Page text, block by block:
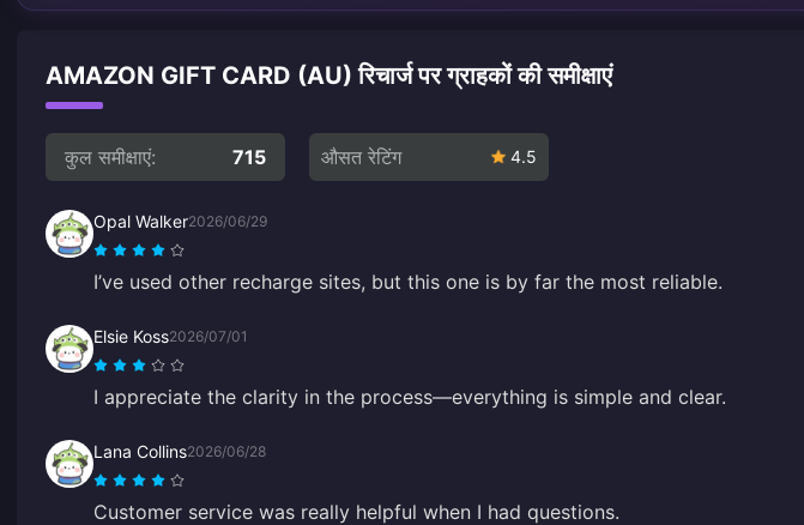
AMAZON GIFT CARD (AU) रिचार्ज पर ग्राहकों की समीक्षाएं
कुल समीक्षाएं: 715 औसत रेटिंग 4.5
Opal Walker2026/06/29
I’ve used other recharge sites, but this one is by far the most reliable.
Elsie Koss2026/07/01
I appreciate the clarity in the process—everything is simple and clear.
Lana Collins2026/06/28
Customer service was really helpful when I had questions.